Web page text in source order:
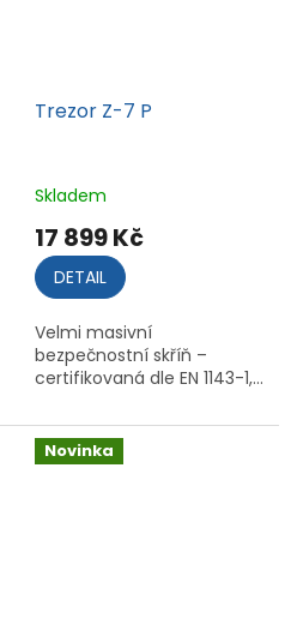
Trezor Z-7 P
Skladem
17 899 Kč
DETAIL
Velmi masivní
bezpečnostní skříň –
certifikovaná dle EN 1143-1,...
Novinka